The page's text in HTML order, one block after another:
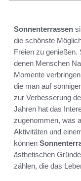
Sonnenterrassen
die schönste
Freien zu genießen.
denen Menschen
Momente
die man auf
zur Verbesserung
Jahren hat das
zugenommen, was
Aktivitäten und
können
ästhetischen
zählen, die das